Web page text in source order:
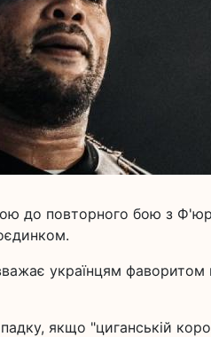
до повторного бою з
українцям фаворитом
якщо "циганській